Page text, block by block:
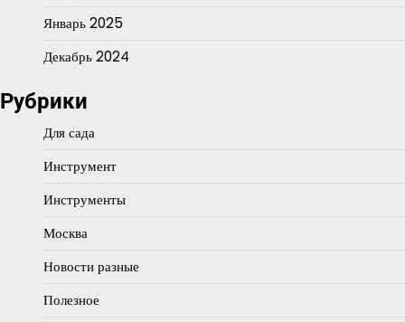
Январь 2025
Декабрь 2024
Рубрики
Для сада
Инструмент
Инструменты
Москва
Новости разные
Полезное